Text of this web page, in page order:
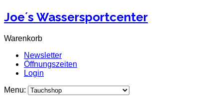
Joe´s Wassersportcenter
Warenkorb
Newsletter
Öffnungszeiten
Login
Menu: